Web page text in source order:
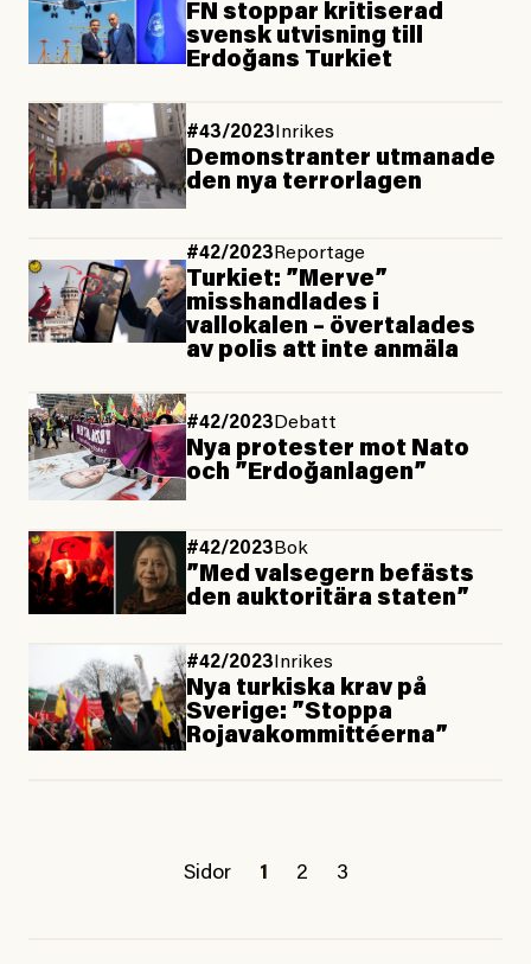
FN stoppar kritiserad
svensk utvisning till
Erdoğans Turkiet
#43/2023 Inrikes
Demonstranter utmanade
den nya terrorlagen
#42/2023 Reportage
Turkiet: ”Merve”
misshandlades i
vallokalen – övertalades
av polis att inte anmäla
#42/2023 Debatt
Nya protester mot Nato
och ”Erdoğanlagen”
#42/2023Bok
”Med valsegern befästs
den auktoritära staten”
#42/2023 Inrikes
Nya turkiska krav på
Sverige: ”Stoppa
Rojavakommittéerna”
Sidor 1 2 3